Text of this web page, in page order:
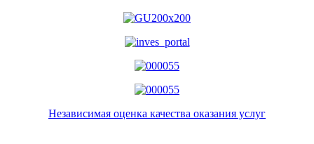
Независимая оценка качества оказания услуг